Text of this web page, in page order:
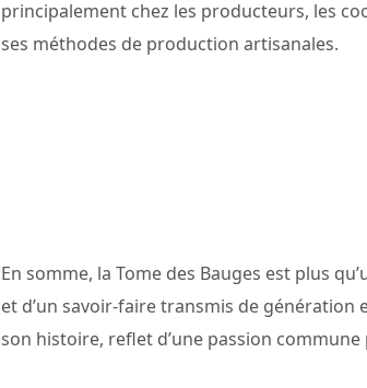
principalement chez les producteurs, les
ses méthodes de production artisanales.
En somme, la Tome des Bauges est plus
et d’un savoir-faire transmis de
son histoire, reflet d’une passion